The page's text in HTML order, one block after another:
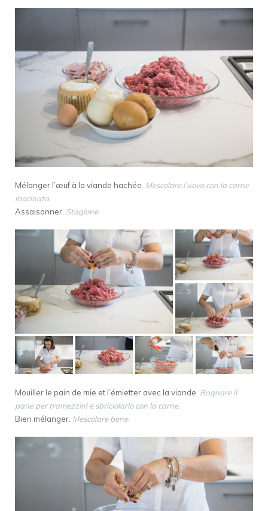
Mélanger l’œuf à la viande hachée. Mescolare l’uovo con la carne
macinata.
Assaisonner. Stagione.
Mouiller le pain de mie et l’émietter avec la viande. Bagnare il
pane per tramezzini e sbriciolarlo con la carne.
Bien mélanger. Mescolare bene.